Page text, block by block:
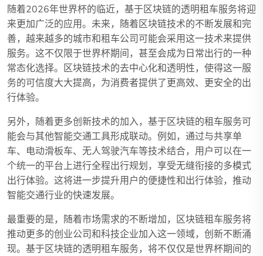
随着2026年世界杯的临近，基于区块链的透明租车服务将迎
来更加广泛的应用。未来，随着区块链技术的不断发展和完
善，越来越多的城市和租车公司可能会采用这一技术来提供
服务。这不仅限于世界杯期间，甚至会成为日常出行的一种
常态化选择。区块链技术的去中心化和透明性，使得这一服
务的可信度大大提高，为消费者提供了更高效、更安全的出
行体验。
另外，随着更多创新技术的加入，基于区块链的租车服务可
能会与其他智能交通工具形成联动。例如，通过与共享单
车、电动滑板车、无人驾驶汽车等技术结合，用户可以在一
个统一的平台上进行全程出行规划，享受无缝衔接的多模式
出行体验。这将进一步提升用户的便捷性和出行体验，推动
智能交通行业的快速发展。
最重要的是，随着市场需求的不断增加，区块链租车服务将
推动更多的创业公司和科技企业加入这一领域，创新不断涌
现。基于区块链的透明租车服务，将不仅仅是世界杯期间的